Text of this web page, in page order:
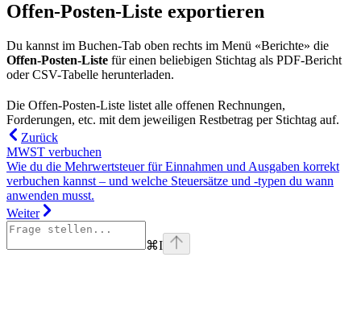
Offen-Posten-Liste exportieren
Du kannst im Buchen-Tab oben rechts im Menü «Berichte» die
Offen-Posten-Liste für einen beliebigen Stichtag als PDF-Bericht
oder CSV-Tabelle herunterladen.
Die Offen-Posten-Liste listet alle offenen Rechnungen,
Forderungen, etc. mit dem jeweiligen Restbetrag per Stichtag auf.
Zurück
MWST verbuchen
Wie du die Mehrwertsteuer für Einnahmen und Ausgaben korrekt
verbuchen kannst – und welche Steuersätze und -typen du wann
anwenden musst.
Weiter
⌘I